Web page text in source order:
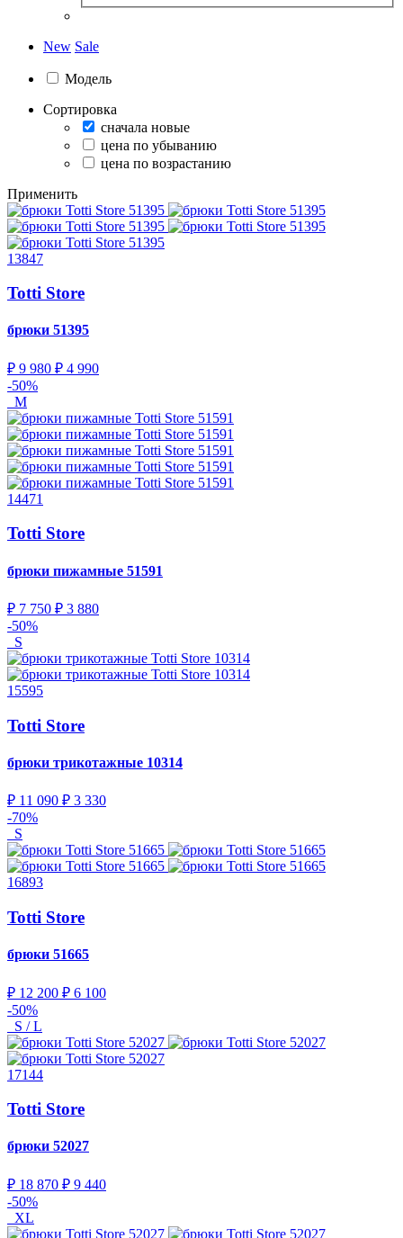
New Sale
Модель
Сортировка
сначала новые
цена по убыванию
цена по возрастанию
Применить
13847
Totti Store
брюки 51395
₽ 9 980 ₽ 4 990
-50%
M
14471
Totti Store
брюки пижамные 51591
₽ 7 750 ₽ 3 880
-50%
S
15595
Totti Store
брюки трикотажные 10314
₽ 11 090 ₽ 3 330
-70%
S
16893
Totti Store
брюки 51665
₽ 12 200 ₽ 6 100
-50%
S / L
17144
Totti Store
брюки 52027
₽ 18 870 ₽ 9 440
-50%
XL